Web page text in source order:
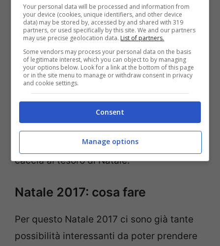
ristoranti locali, infatti, proporranno
tantissimepietanze tipiche nataliziee
tutte a chilometro zeroe sostenibili. A
breve verrà pubblicata lamappa completa
dell’itinerarioche i viaggiatori potranno
percorrere a piedi oppure, in alcuni tratti,
in auto per andare alla scoperta di questi
mulattiere in una sorta di vera e propria
caccia al tesoro di Natale.
Natale 2017: cosa fare
Per questo Natale 2017 ci sono già tante
possibilità interessanti da poter prendere
Your personal data will be processed and information from
your device (cookies, unique identifiers, and other device
data) may be stored by, accessed by and shared with 319
partners, or used specifically by this site. We and our partners
may use precise geolocation data. List of partners.
Some vendors may process your personal data on the basis
of legitimate interest, which you can object to by managing
your options below. Look for a link at the bottom of this page
or in the site menu to manage or withdraw consent in privacy
and cookie settings.
Consent
Manage options